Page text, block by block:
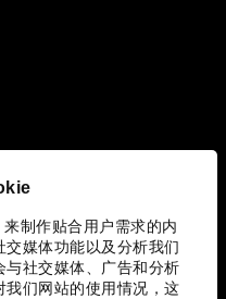
制作贴合用户需求的内
交媒体功能以及分析我们
与社交媒体、广告和分析
我们网站的使用情况，这